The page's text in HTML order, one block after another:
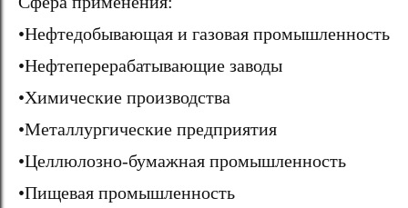
•Нефтедобывающая и газовая промышленность
•Нефтеперерабатывающие заводы
•Химические производства
•Металлургические предприятия
•Целлюлозно-бумажная промышленность
•Пищевая промышленность